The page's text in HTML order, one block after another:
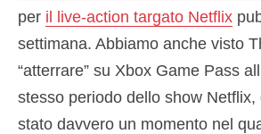
per il live-action targato Netflix
settimana. Abbiamo anche visto
“atterrare” su Xbox Game Pass
stesso periodo dello show Netflix,
stato davvero un momento nel